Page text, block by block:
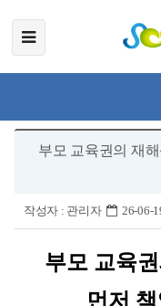
부모 교육권의 재
작성자 : 관리자 26-06-
부모 교육
먼저